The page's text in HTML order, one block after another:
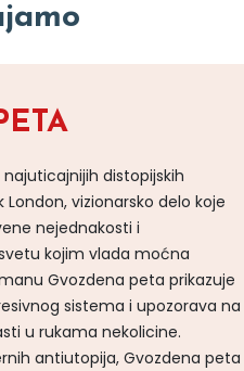
distopijskih
vizionarsko delo koje
nejednakosti i
kojim vlada moćna
Gvozdena peta prikazuje
sistema i upozorava na
u rukama nekolicine.
antiutopija, Gvozdena peta